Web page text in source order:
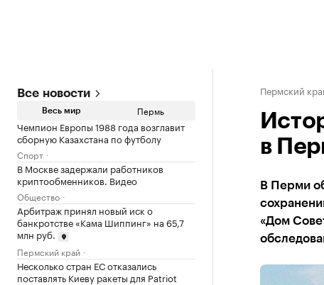
Все новости
Весь мир Пермь
Чемпион Европы 1988 года возглавит
сборную Казахстана по футболу
Спорт
В Москве задержали работников
криптообменников. Видео
Общество
Арбитраж принял новый иск о
банкротстве «Кама Шиппинг» на 65,7
млн руб.
Пермский край
Несколько стран ЕС отказались
поставлять Киеву ракеты для Patriot
Пермский
в
В Перми
«Дом